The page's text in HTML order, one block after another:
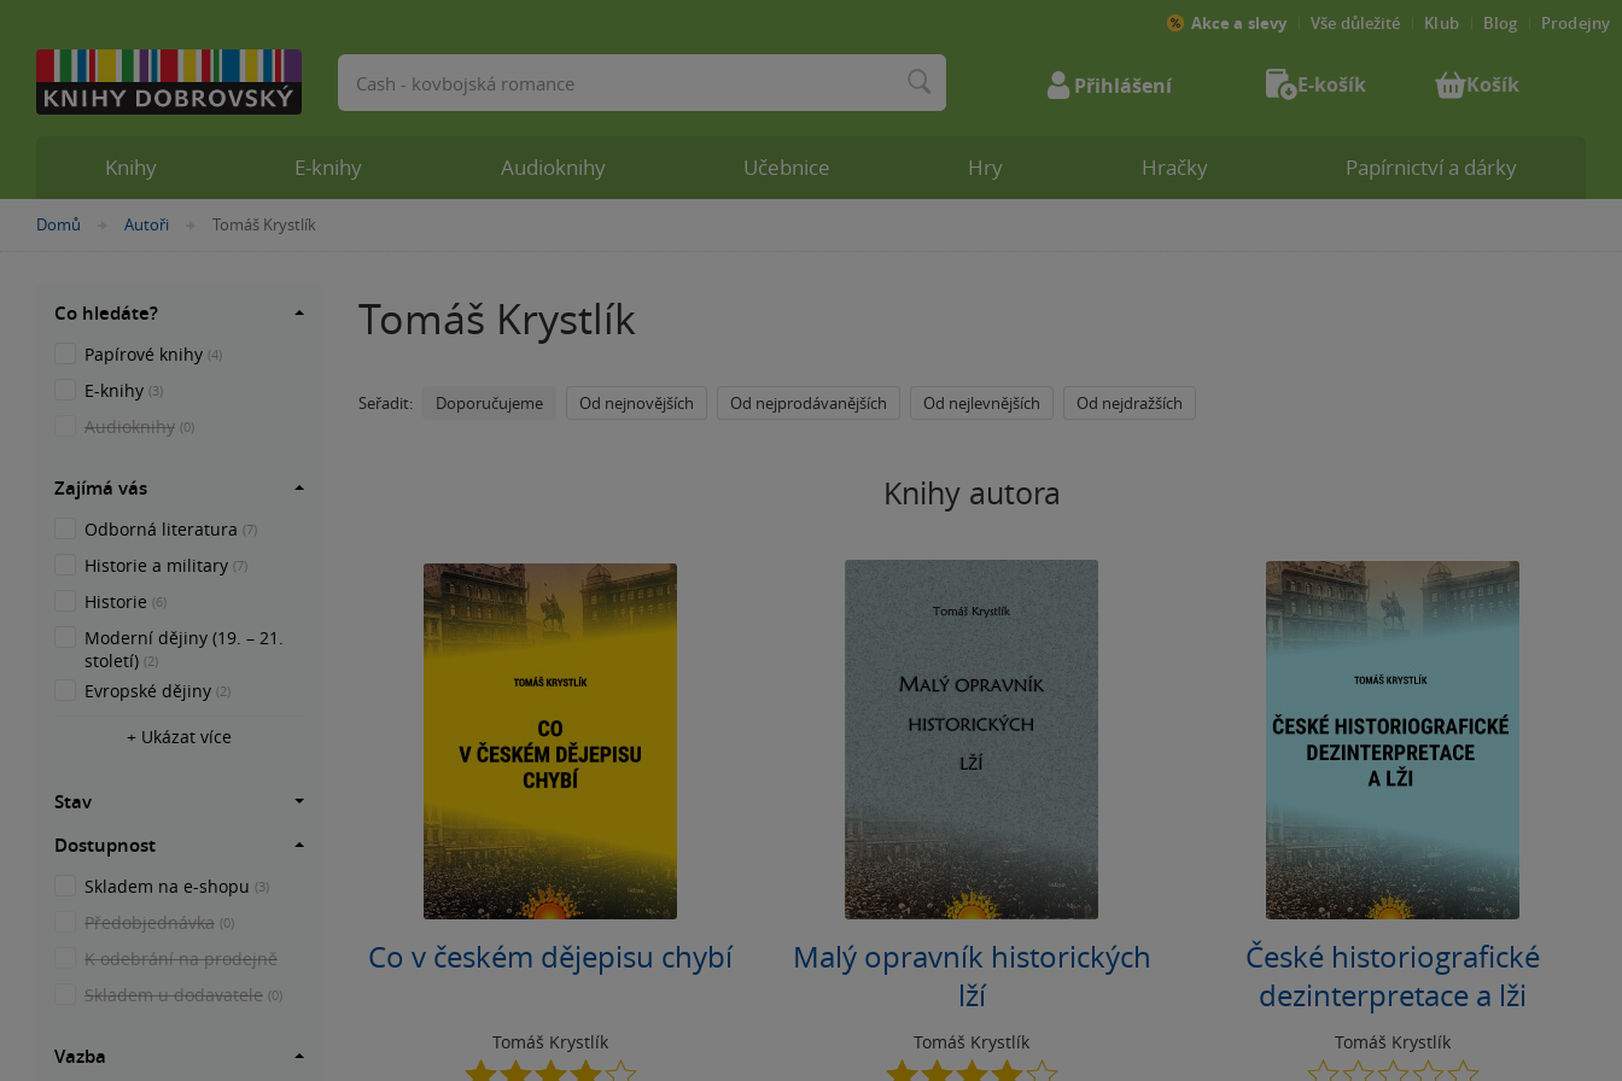
Nacházíte
Domů »Autoři »
Tomáš Krystlík
Tomáš Krystlík
Seřadit: Doporučujeme Od nejnovějších Od nejprodávanějších Od nejlevnějších Od nejdražších
Knihy autora
Co v českém dějepisu chybí
Tomáš Krystlík
4.0
Malý opravník historických
lží
Tomáš Krystlík
4.0
České historiografické
dezinterpretace a lži
Tomáš Krystlík
0.0
Co hledáte?
Papírové knihy (4)
E-knihy (3)
Audioknihy (0)
Zajímá vás
Odborná literatura (7)
Historie a military (7)
Historie (6)
Moderní dějiny (19. – 21.
století) (2)
Evropské dějiny (2)
+ Ukázat více
Stav
Dostupnost
Skladem na e-shopu (3)
Předobjednávka (0)
K odebrání na prodejně
Skladem u dodavatele (0)
Vazba
Knihy E-knihy Audioknihy Učebnice Hry Hračky Papírnictví a dárky
Akce a slevy Vše důležité Klub Blog Prodejny
Vyhledávání Přihlášení E-košík Košík